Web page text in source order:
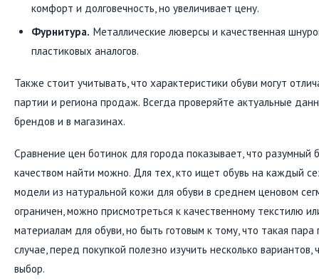
комфорт и долговечность, но увеличивает цену.
Фурнитура. Металлические люверсы и качественная
пластиковых аналогов.
Также стоит учитывать, что характеристики обуви могут
партии и региона продаж. Всегда проверяйте актуальные
брендов и в магазинах.
Сравнение цен ботинок для города показывает, что
качеством найти можно. Для тех, кто ищет обувь на каждый
модели из натуральной кожи для обуви в среднем ценовом
ограничен, можно присмотреться к качественному текстилю
материалам для обуви, но быть готовым к тому, что такая
случае, перед покупкой полезно изучить несколько
выбор.